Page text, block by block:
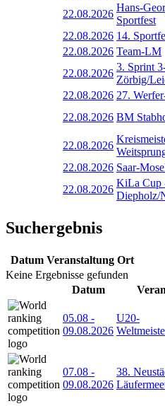
22.08.2026
Hans-
Sportfest
22.08.2026 14.
22.08.2026 Team-LM
22.08.2026
3. Sprint
Zörbig/
22.08.2026 27.
22.08.2026 BM
22.08.2026
22.08.2026 Saar-
22.08.2026
KiLa Cup
Diepholz/
Suchergebnis
Datum Veranstaltung Ort
Keine Ergebnisse gefunden
Datum
05.08 -
09.08.2026
U20-
07.08 -
09.08.2026
38.